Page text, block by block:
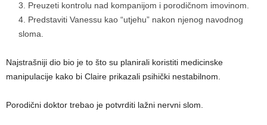
Preuzeti kontrolu nad kompanijom i porodičnom imovinom.
Predstaviti Vanessu kao “utjehu” nakon njenog navodnog
sloma.
Najstrašniji dio bio je to što su planirali koristiti medicinske
manipulacije kako bi Claire prikazali psihički nestabilnom.
Porodični doktor trebao je potvrditi lažni nervni slom.